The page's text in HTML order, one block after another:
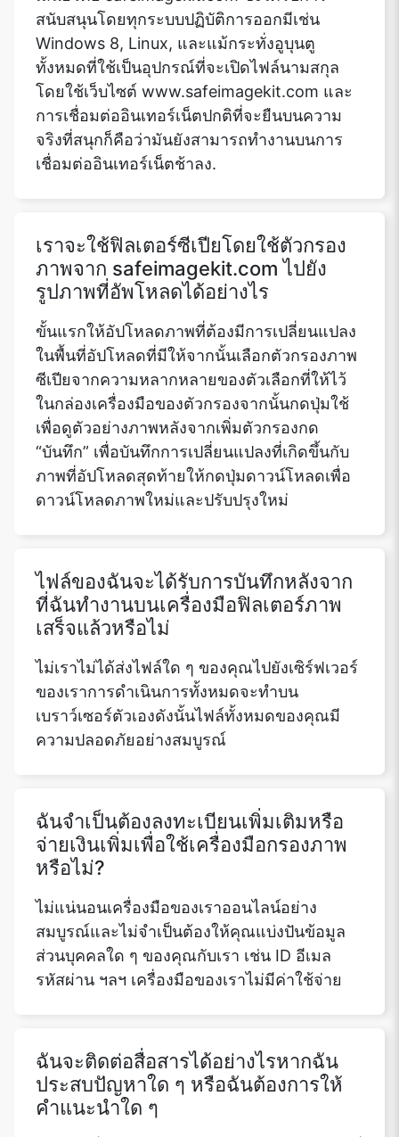
Copy Link
สนับสนุนโดยทุกระบบปฏิบัติการออกมีเช่น
Windows 8, Linux, และแม้กระทั่งอูบุนตู
ทั้งหมดที่ใช้เป็นอุปกรณ์ที่จะเปิดไฟล์นามสกุล
โดยใช้เว็บไซต์ www.safeimagekit.com และ
การเชื่อมต่ออินเทอร์เน็ตปกติที่จะยืนบนความ
จริงที่สนุกก็คือว่ามันยังสามารถทำงานบนการ
เชื่อมต่ออินเทอร์เน็ตช้าลง.
เราจะใช้ฟิลเตอร์ซีเปียโดยใช้ตัวกรอง
ภาพจาก safeimagekit.com ไปยัง
รูปภาพที่อัพโหลดได้อย่างไร
ขั้นแรกให้อัปโหลดภาพที่ต้องมีการเปลี่ยนแปลง
ในพื้นที่อัปโหลดที่มีให้จากนั้นเลือกตัวกรองภาพ
ซีเปียจากความหลากหลายของตัวเลือกที่ให้ไว้
ในกล่องเครื่องมือของตัวกรองจากนั้นกดปุ่มใช้
เพื่อดูตัวอย่างภาพหลังจากเพิ่มตัวกรองกด
“บันทึก” เพื่อบันทึกการเปลี่ยนแปลงที่เกิดขึ้นกับ
ภาพที่อัปโหลดสุดท้ายให้กดปุ่มดาวน์โหลดเพื่อ
ดาวน์โหลดภาพใหม่และปรับปรุงใหม่
ไฟล์ของฉันจะได้รับการบันทึกหลังจาก
ที่ฉันทำงานบนเครื่องมือฟิลเตอร์ภาพ
เสร็จแล้วหรือไม่
ไม่เราไม่ได้ส่งไฟล์ใด ๆ ของคุณไปยังเซิร์ฟเวอร์
ของเราการดำเนินการทั้งหมดจะทำบน
เบราว์เซอร์ตัวเองดังนั้นไฟล์ทั้งหมดของคุณมี
ความปลอดภัยอย่างสมบูรณ์
ฉันจำเป็นต้องลงทะเบียนเพิ่มเติมหรือ
จ่ายเงินเพิ่มเพื่อใช้เครื่องมือกรองภาพ
หรือไม่?
ไม่แน่นอนเครื่องมือของเราออนไลน์อย่าง
สมบูรณ์และไม่จำเป็นต้องให้คุณแบ่งปันข้อมูล
ส่วนบุคคลใด ๆ ของคุณกับเรา เช่น ID อีเมล
รหัสผ่าน ฯลฯ เครื่องมือของเราไม่มีค่าใช้จ่าย
ฉันจะติดต่อสื่อสารได้อย่างไรหากฉัน
ประสบปัญหาใด ๆ หรือฉันต้องการให้
คำแนะนำใด ๆ